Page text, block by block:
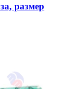
размер